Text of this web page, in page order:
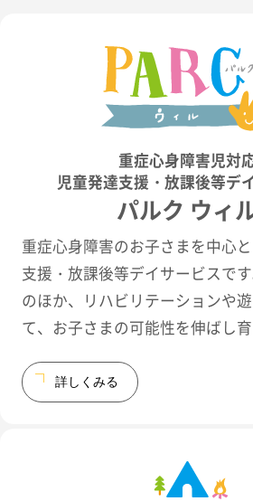
重症心身障害児対
児童発達支援・放課後等デ
パルク ウィ
重症心身障害のお子さまを中心
支援・放課後等デイサービスで
のほか、リハビリテーションや
て、お子さまの可能性を伸ばし育
詳しくみる